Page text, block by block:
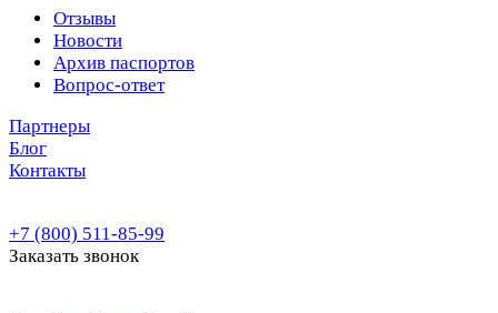
Отзывы
Новости
Архив паспортов
Вопрос-ответ
Партнеры
Блог
Контакты
+7 (800) 511-85-99
Заказать звонок